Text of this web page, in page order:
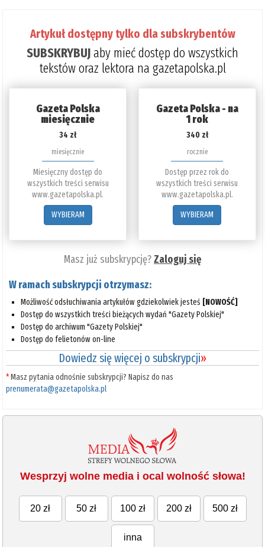
Artykuł dostępny tylko dla subskrybentów
SUBSKRYBUJaby mieć dostęp do wszystkich
tekstów oraz lektora na gazetapolska.pl
Gazeta Polska
miesięcznie
34 zł
miesięcznie
Miesięczny dostęp do
wszystkich treści serwisu
www.gazetapolska.pl.
WYBIERAM
Gazeta Polska - na
1 rok
340 zł
rocznie
Dostęp przez rok do
wszystkich treści serwisu
www.gazetapolska.pl.
WYBIERAM
Masz już subskrypcję?Zaloguj się
W ramach subskrypcji otrzymasz:
Możliwość odsłuchiwania artykułów gdziekolwiek jesteś [NOWOŚĆ]
Dostęp do wszystkich treści bieżących wydań "Gazety Polskiej"
Dostęp do archiwum "Gazety Polskiej"
Dostęp do felietonów on-line
Dowiedz się więcej o subskrypcji»
*Masz pytania odnośnie subskrypcji? Napisz do nas
prenumerata@gazetapolska.pl
Wesprzyj wolne media i ocal wolność słowa!
20 zł 50 zł 100 zł 200 zł 500 zł
inna